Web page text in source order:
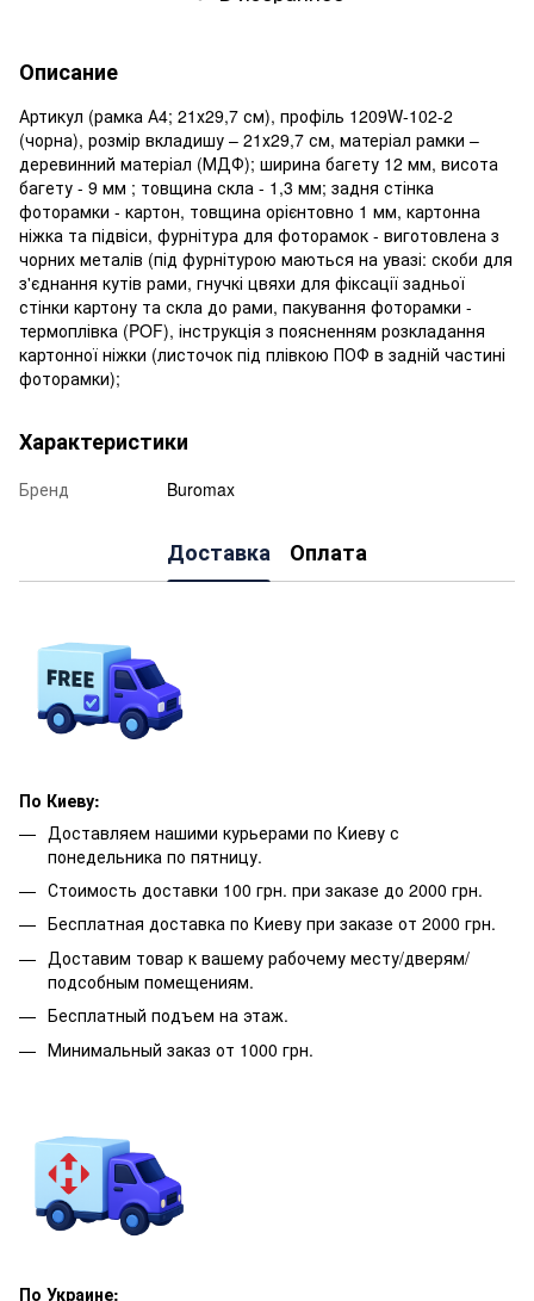
Описание
Артикул (рамка А4; 21х29,7 см), профіль 1209W-102-2
(чорна), розмір вкладишу – 21х29,7 см, матеріал рамки –
деревинний матеріал (МДФ); ширина багету 12 мм, висота
багету - 9 мм ; товщина скла - 1,3 мм; задня стінка
фоторамки - картон, товщина орієнтовно 1 мм, картонна
ніжка та підвіси, фурнітура для фоторамок - виготовлена з
чорних металів (під фурнітурою маються на увазі: скоби для
з'єднання кутів рами, гнучкі цвяхи для фіксації задньої
стінки картону та скла до рами, пакування фоторамки -
термоплівка (POF), інструкція з поясненням розкладання
картонної ніжки (листочок під плівкою ПОФ в задній частині
фоторамки);
Характеристики
Бренд Buromax
Доставка Оплата
По Киеву:
Доставляем нашими курьерами по Киеву с
понедельника по пятницу.
Стоимость доставки 100 грн. при заказе до 2000 грн.
Бесплатная доставка по Киеву при заказе от 2000 грн.
Доставим товар к вашему рабочему месту/дверям/
подсобным помещениям.
Бесплатный подъем на этаж.
Минимальный заказ от 1000 грн.
По Украине: